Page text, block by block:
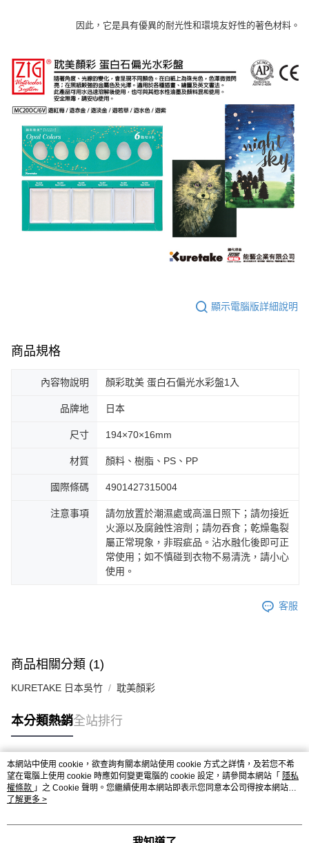
因此，它是具有優異的耐光性和環境友好性的著色材料。
顯示電腦版詳細說明
商品規格
內容物說明 顏彩耽美 蛋白石偏光水彩盤1入
品牌地 日本
尺寸 194×70×16mm
材質 顏料、樹脂、PS、PP
國際條碼 4901427315004
注意事項
請勿放置於潮濕處或高溫日照下；請勿接近
火源以及腐蝕性溶劑；請勿吞食；乾燥龜裂
屬正常現象，非瑕疵品。沾水融化後即可正
常使用；如不慎碰到衣物不易清洗，請小心
使用。
客服
商品相關分類 (1)
KURETAKE 日本吳竹 耽美顏彩
本分類熱銷全站排行
熱門標籤
本網站中使用 cookie，欲查詢有關本網站使用 cookie 方式之詳情，及若您不希
望在電腦上使用 cookie 時應如何變更電腦的 cookie 設定，請參閱本網站「 隱私
權條款 」之 Cookie 聲明。您繼續使用本網站即表示您同意本公司得按本網站使
用條款之 Cookie 聲明使用 cookie。
了解更多 >